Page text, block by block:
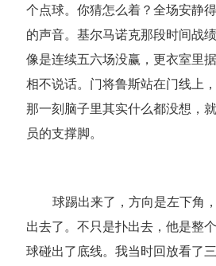
个点球。你猜怎么着？全场安静
的声音。基尔马诺克那段时间战
像是连续五六场没赢，更衣室里
相不说话。门将鲁斯站在门线上
那一刻脑子里其实什么都没想，
员的支撑脚。
球踢出来了，方向是左下角
出去了。不只是扑出去，他是整
球碰出了底线。我当时回放看了